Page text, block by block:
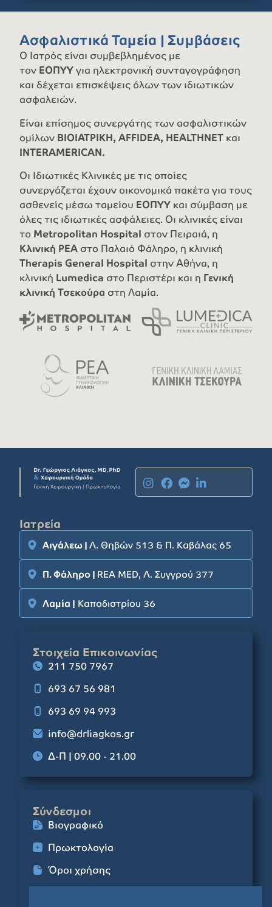
Ασφαλιστικά Ταμεία | Συμβάσεις
Ο Ιατρός είναι συμβεβλημένος με
τονΕΟΠΥΥγια ηλεκτρονική συνταγογράφηση
και δέχεται επισκέψεις όλων των ιδιωτικών
ασφαλειών.
Είναι επίσημος συνεργάτης των ασφαλιστικών
ομίλωνΒΙΟΙΑΤΡΙΚΗ, ΑFFIDEA, HEALTHNETκαι
INTERAMERICAN.
Οι Ιδιωτικές Κλινικές με τις οποίες
συνεργάζεται έχουν οικονομικά πακέτα για τους
ασθενείς μέσω ταμείου ΕΟΠΥΥκαι σύμβαση με
όλες τις ιδιωτικές ασφάλειες. Οι κλινικές είναι
το Metropolitan Hospital στον Πειραιά, η
Κλινική ΡΕΑστο Παλαιό Φάληρο, η κλινική
Therapis General Hospital στην Αθήνα, η
κλινική Lumedica στο Περιστέρι και η Γενική
κλινική Τσεκούρα στη Λαμία.
Ιατρεία
Αιγάλεω |Λ. Θηβών 513 & Π. Καβάλας 65
Π. Φάληρο |REA MED, Λ. Συγγρού 377
Λαμία | Καποδιστρίου 36
Στοιχεία Επικοινωνίας
211 750 7967
693 67 56 981
693 69 94 993
info@drliagkos.gr
Δ-Π | 09.00 - 21.00
Σύνδεσμοι
Βιογραφικό
Πρωκτολογία
Όροι χρήσης
Cookies